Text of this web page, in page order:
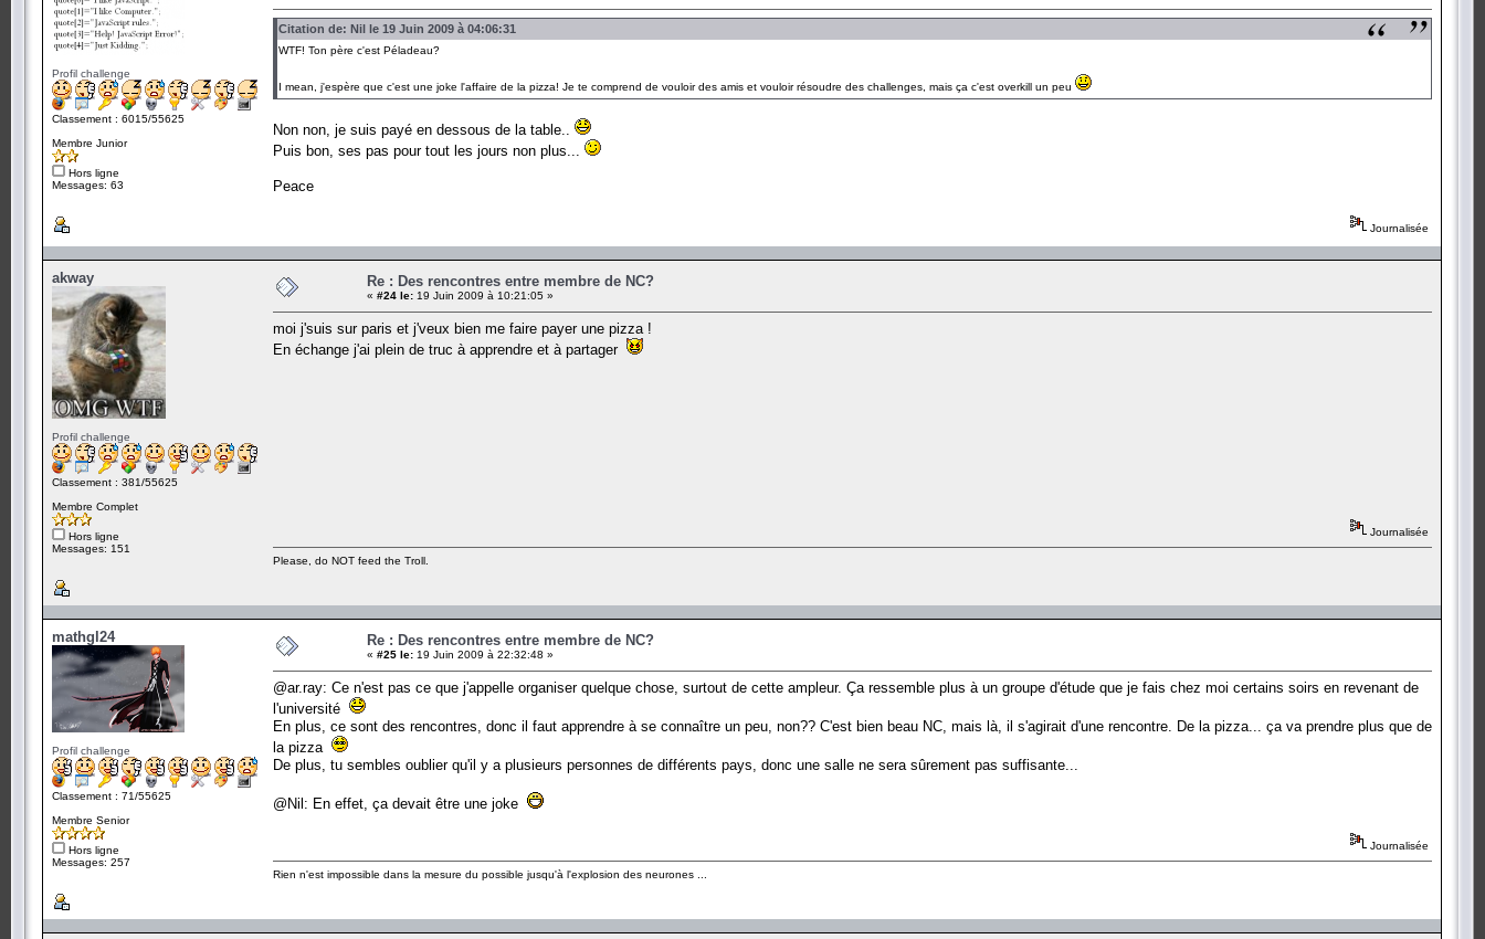
Profil challenge
Classement : 6015/55625
Membre Junior
Hors ligne
Messages: 63
Citation de: Nil le 19 Juin 2009 à 04:06:31
WTF! Ton père c'est Péladeau?
I mean, j'espère que c'est une joke l'affaire de la pizza! Je te comprend de vouloir des amis et vouloir résoudre des challenges, mais ça c'est overkill un peu
Non non, je suis payé en dessous de la table..
Puis bon, ses pas pour tout les jours non plus...
Peace
Journalisée
akway
Profil challenge
Classement : 381/55625
Membre Complet
Hors ligne
Messages: 151
Re : Des rencontres entre membre de NC?
« #24 le: 19 Juin 2009 à 10:21:05 »
moi j'suis sur paris et j'veux bien me faire payer une pizza !
En échange j'ai plein de truc à apprendre et à partager
Journalisée
Please, do NOT feed the Troll.
mathgl24
Profil challenge
Classement : 71/55625
Membre Senior
Hors ligne
Messages: 257
Re : Des rencontres entre membre de NC?
« #25 le: 19 Juin 2009 à 22:32:48 »
@ar.ray: Ce n'est pas ce que j'appelle organiser quelque chose, surtout de cette ampleur. Ça ressemble plus à un groupe d'étude que je fais chez moi certains soirs en revenant de
l'université
En plus, ce sont des rencontres, donc il faut apprendre à se connaître un peu, non?? C'est bien beau NC, mais là, il s'agirait d'une rencontre. De la pizza... ça va prendre plus que de
la pizza
De plus, tu sembles oublier qu'il y a plusieurs personnes de différents pays, donc une salle ne sera sûrement pas suffisante...
@Nil: En effet, ça devait être une joke
Journalisée
Rien n'est impossible dans la mesure du possible jusqu'à l'explosion des neurones ...